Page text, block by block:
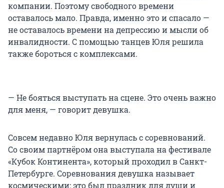
компании. Поэтому свободного времени
оставалось мало. Правда, именно это и спасало —
не оставалось времени на депрессию и мысли об
инвалидности. С помощью танцев Юля решила
также бороться с комплексами.
— Не бояться выступать на сцене. Это очень важно
для меня, — говорит девушка.
Совсем недавно Юля вернулась с соревнований.
Со своим партнёром она выступала на фестивале
«Кубок Континента», который проходил в Санкт-
Петербурге. Соревнования девушка называет
космическими: это был праздник для души и